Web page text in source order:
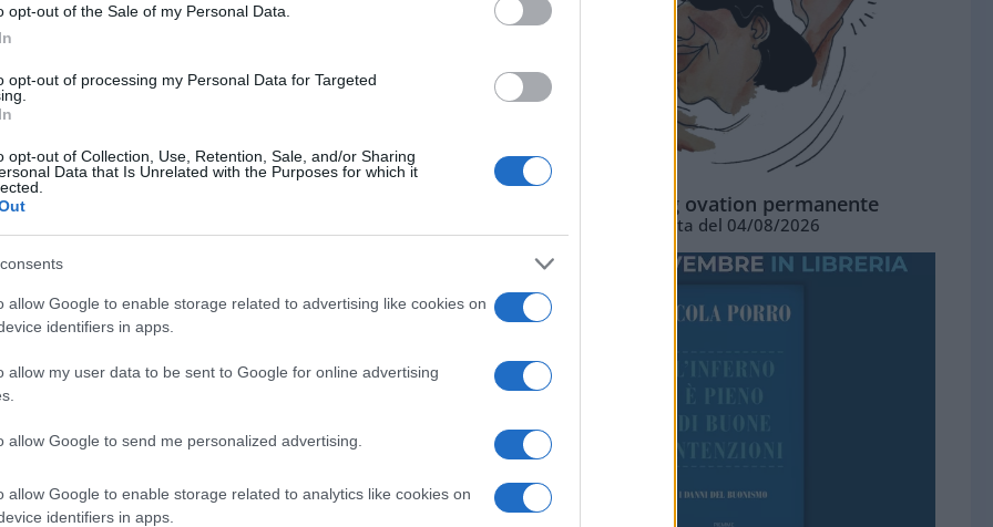
opt-out of the Sale of my Personal Data.
opt-out of processing my Personal Data for Targeted
opt-out of Collection, Use, Retention, Sale, and/or Sharing
Data that Is Unrelated with the Purposes for which it
allow Google to enable storage related to advertising like cookies on
identifiers in apps.
allow my user data to be sent to Google for online advertising
allow Google to send me personalized advertising.
allow Google to enable storage related to analytics like cookies on
identifiers in apps.
– anche perché molti sono convinti
ai 25 mila euro e soprattutto ancor
un prestito e non di un finanziamento a
di meglio…”.
del decreto. Chi avrà diritto a questo
averlo? Due giorni fa è stato diramato un
raccolto tutte le informazioni necessarie
a piè pari la parte della modulistica,
e concentriamoci sull’ultima parte del
dal presidente Patuelli.
finanziamenti per un importo
secondo quanto indicato
fino a 25 mila euro”. A leggere
e su cui si farebbe bene a prestare
La standing ovation permanente
Vignetta del 04/08/2026